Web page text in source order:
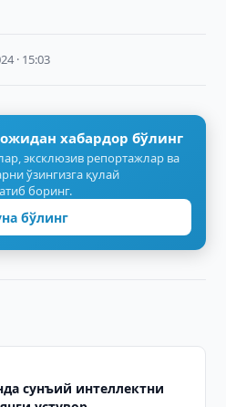
· 15:03
хабардор бўлинг
эксклюзив репортажлар ва
ўзингизга қулай
боринг.
бўлинг
сунъий интеллектни